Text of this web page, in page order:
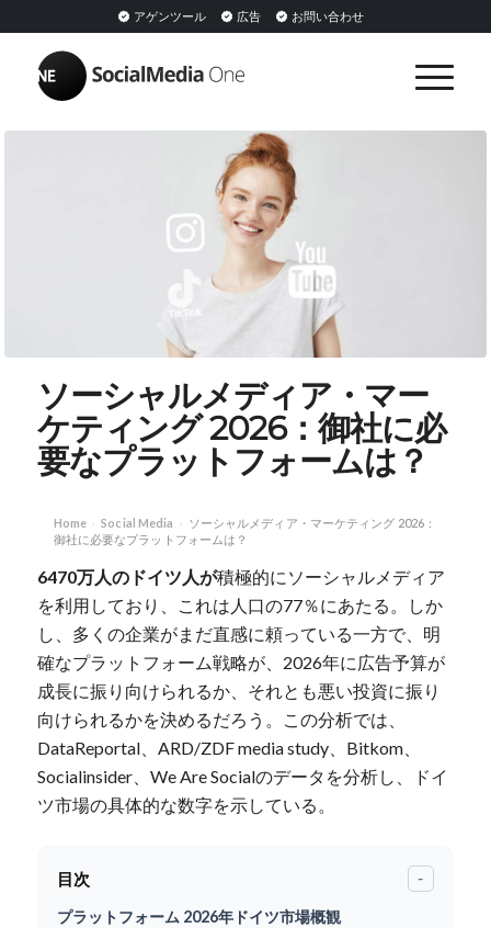
アゲンツール 広告 お問い合わせ
ソーシャルメディア・マー
ケティング 2026：御社に必
要なプラットフォームは？
Home › Social Media › ソーシャルメディア・マーケティング 2026：
御社に必要なプラットフォームは？
6470万人のドイツ人が積極的にソーシャルメディア
を利用しており、これは人口の77％にあたる。しか
し、多くの企業がまだ直感に頼っている一方で、明
確なプラットフォーム戦略が、2026年に広告予算が
成長に振り向けられるか、それとも悪い投資に振り
向けられるかを決めるだろう。この分析では、
DataReportal、ARD/ZDF media study、Bitkom、
Socialinsider、We Are Socialのデータを分析し、ドイ
ツ市場の具体的な数字を示している。
目次 -
プラットフォーム 2026年ドイツ市場概観